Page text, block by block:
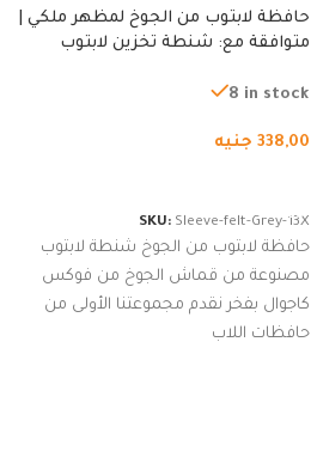
حافظة لابتوب من الجوخ لمظهر ملكي |
متوافقة مع: شنطة تخزين لابتوب
من الجوخ لجهاز نوت بوك والتابلت،
8 in stock
338,00 جنيه
SKU: Sleeve-felt-Grey-13X
حافظة لابتوب من الجوخ شنطة لابتوب
مصنوعة من قماش الجوخ من فوكس
كاجوال بفخر نقدم مجموعتنا الأولى من
حافظات اللاب